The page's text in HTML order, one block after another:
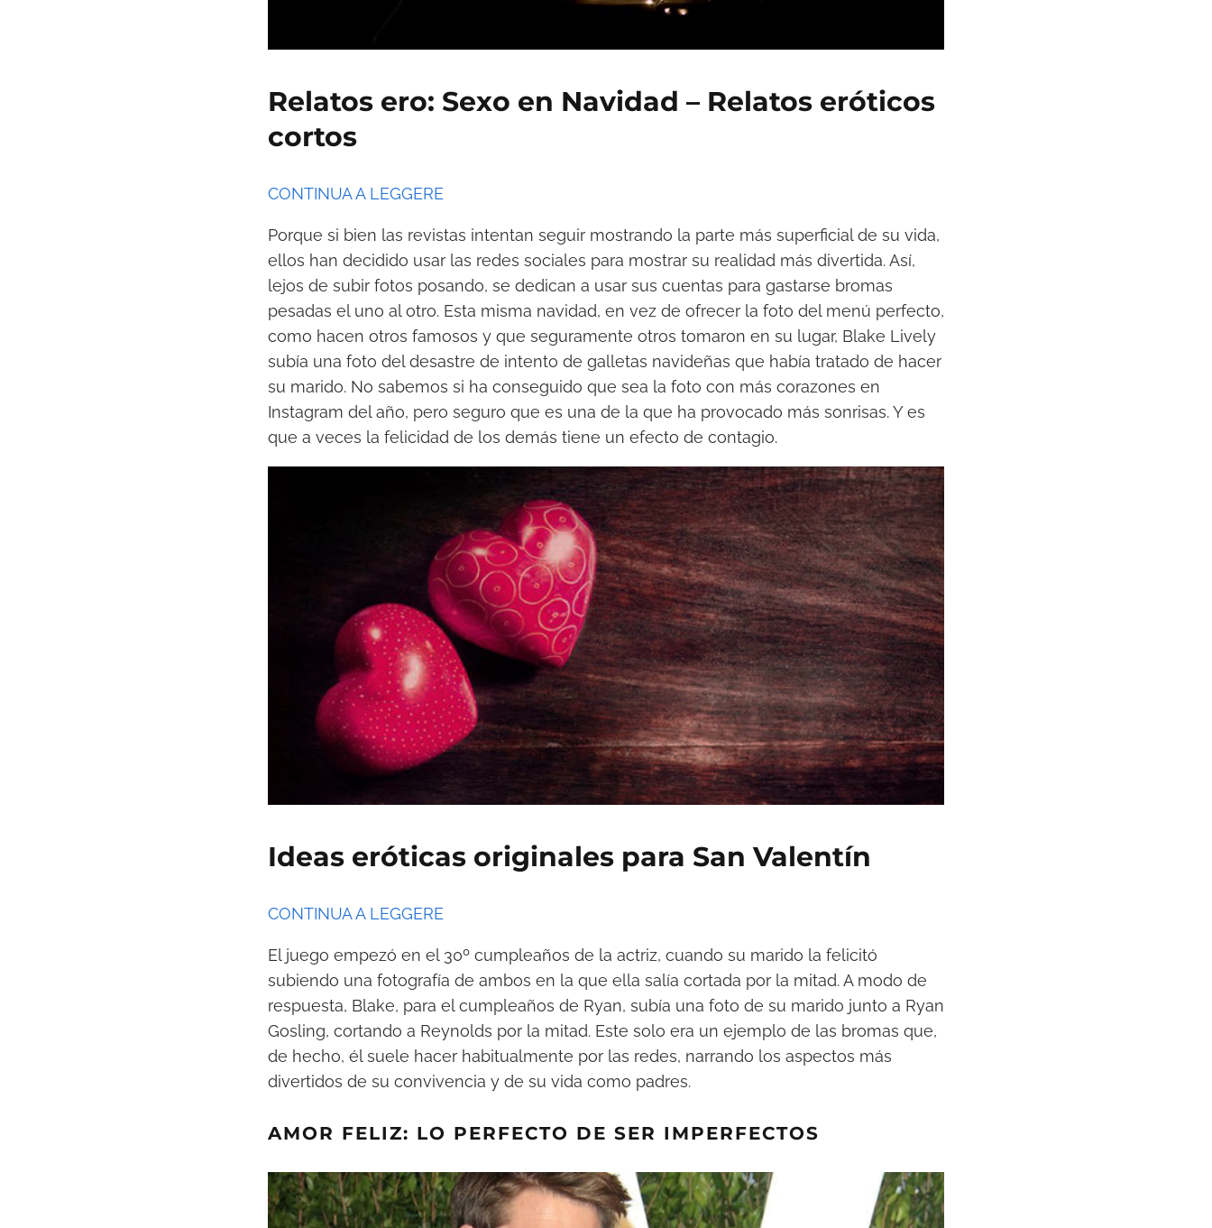
Relatos ero: Sexo en Navidad – Relatos eróticos
cortos
CONTINUA A LEGGERE
Porque si bien las revistas intentan seguir mostrando la parte más superficial de su vida,
ellos han decidido usar las redes sociales para mostrar su realidad más divertida. Así,
lejos de subir fotos posando, se dedican a usar sus cuentas para gastarse bromas
pesadas el uno al otro. Esta misma navidad, en vez de ofrecer la foto del menú perfecto,
como hacen otros famosos y que seguramente otros tomaron en su lugar, Blake Lively
subía una foto del desastre de intento de galletas navideñas que había tratado de hacer
su marido. No sabemos si ha conseguido que sea la foto con más corazones en
Instagram del año, pero seguro que es una de la que ha provocado más sonrisas. Y es
que a veces la felicidad de los demás tiene un efecto de contagio.
Ideas eróticas originales para San Valentín
CONTINUA A LEGGERE
El juego empezó en el 30º cumpleaños de la actriz, cuando su marido la felicitó
subiendo una fotografía de ambos en la que ella salía cortada por la mitad. A modo de
respuesta, Blake, para el cumpleaños de Ryan, subía una foto de su marido junto a Ryan
Gosling, cortando a Reynolds por la mitad. Este solo era un ejemplo de las bromas que,
de hecho, él suele hacer habitualmente por las redes, narrando los aspectos más
divertidos de su convivencia y de su vida como padres.
AMOR FELIZ: LO PERFECTO DE SER IMPERFECTOS